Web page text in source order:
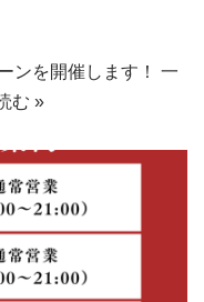
ンを開催します！ 一
む »